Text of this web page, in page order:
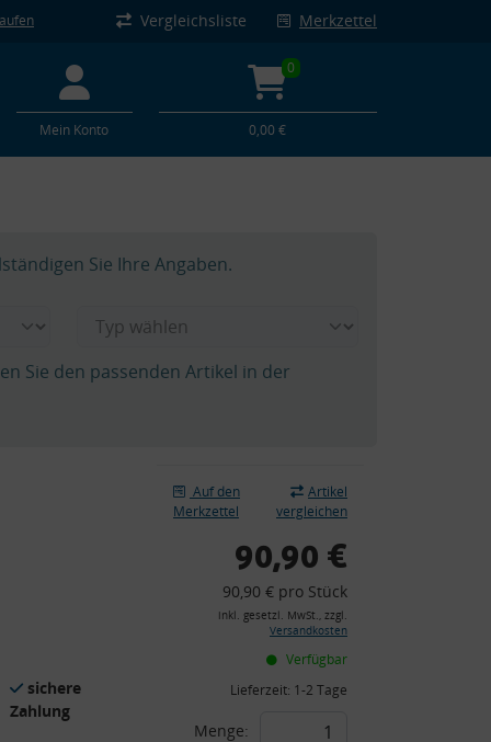
Vergleichsliste Merkzettel
Mein Konto
0
0,00 €
Sie Ihre Angaben.
Sie den passenden Artikel in der
sichere
Zahlung
Auf den
Merkzettel
Artikel
vergleichen
90,90 €
90,90 € pro Stück
inkl. gesetzl. MwSt., zzgl.
Versandkosten
Verfügbar
Lieferzeit: 1-2 Tage
Menge: